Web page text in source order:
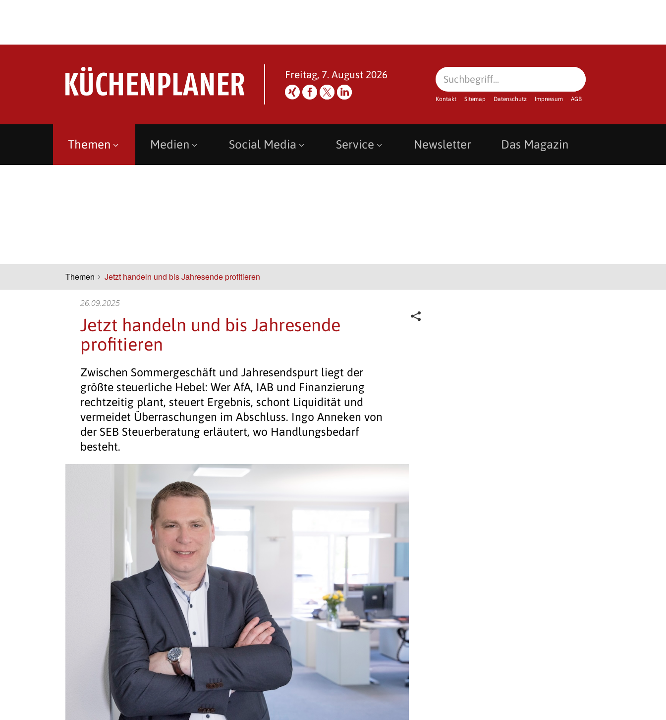
Freitag, 7. August 2026
Kontakt Sitemap Datenschutz Impressum AGB
Themen Medien Social Media Service Newsletter Das Magazin
Themen Jetzt handeln und bis Jahresende profitieren
26.09.2025
Jetzt handeln und bis Jahresende
profitieren
Zwischen Sommergeschäft und Jahresendspurt liegt der
größte steuerliche Hebel: Wer AfA, IAB und Finanzierung
rechtzeitig plant, steuert Ergebnis, schont Liquidität und
vermeidet Überraschungen im Abschluss. Ingo Anneken von
der SEB Steuerberatung erläutert, wo Handlungsbedarf
besteht.